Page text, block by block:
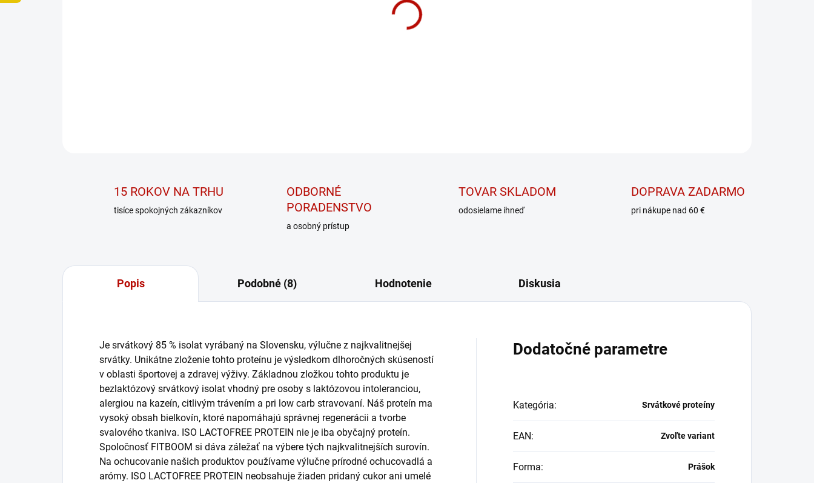
MÔŽEME DORUČIŤ DO:
15 ROKOV NA TRHU
tisíce spokojných zákazníkov
ODBORNÉ
PORADENSTVO
a osobný prístup
TOVAR SKLADOM
odosielame ihneď
DOPRAVA ZADARMO
pri nákupe nad 60 €
Popis Podobné (8) Hodnotenie Diskusia
Je srvátkový 85 % isolat vyrábaný na Slovensku, výlučne z najkvalitnejšej
srvátky. Unikátne zloženie tohto proteínu je výsledkom dlhoročných skúseností
v oblasti športovej a zdravej výživy. Základnou zložkou tohto produktu je
bezlaktózový srvátkový isolat vhodný pre osoby s laktózovou intoleranciou,
alergiou na kazeín, citlivým trávením a pri low carb stravovaní. Náš proteín ma
vysoký obsah bielkovín, ktoré napomáhajú správnej regenerácii a tvorbe
svalového tkaniva. ISO LACTOFREE PROTEIN nie je iba obyčajný proteín.
Spoločnosť FITBOOM si dáva záležať na výbere tých najkvalitnejších surovín.
Na ochucovanie našich produktov používame výlučne prírodné ochucovadlá a
arómy. ISO LACTOFREE PROTEIN neobsahuje žiaden pridaný cukor ani umelé
Dodatočné parametre
Kategória: Srvátkové proteíny
EAN: Zvoľte variant
Forma: Prášok